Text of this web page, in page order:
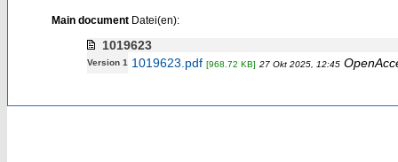
Main documentDatei(en):
1019623
Version 1 1019623.pdf [968.72 KB] 27 Okt 2025, 12:45